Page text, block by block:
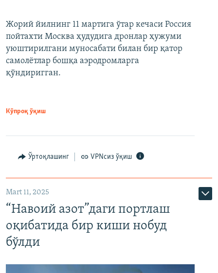
Жорий йилнинг 11 мартига ўтар кечаси Россия
пойтахти Москва ҳудудига дронлар ҳужуми
уюштирилгани муносабати билан бир қатор
самолётлар бошқа аэродромларга
қўндиригган.
Кўпроқ ўқиш
Ўртоқлашинг VPNсиз ўқиш
Mart 11, 2025
“Навоий азот”даги портлаш
оқибатида бир киши нобуд
бўлди